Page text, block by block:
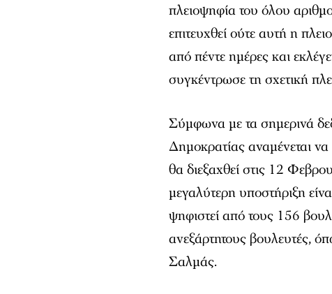
πλειοψηφία του όλου
επιτευχθεί ούτε αυτή η
από πέντε ημέρες και
συγκέντρωσε τη σχετική
Σύμφωνα με τα σημερινά
Δημοκρατίας αναμένεται
θα διεξαχθεί στις 12
μεγαλύτερη υποστήριξη
ψηφιστεί από τους 156
ανεξάρτητους βουλευτές,
Σαλμάς.